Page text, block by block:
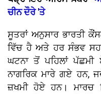
ਚੀਨ ਦੌਰੇ 'ਤੇ
ਸੂਤਰਾਂ ਅਨੁਸਾਰ ਭਾਰਤੀ
ਵਿੱਚ ਹੈ ਅਤੇ ਹਰ ਸੰਭਵ
ਘਟਨਾ ਤੋਂ ਪਹਿਲਾਂ
ਨਾਗਰਿਕ ਮਾਰੇ ਗਏ ਹਨ,
ਜ਼ਖਮੀ ਹੋਏ ਹਨ। ਮਾਰਚ